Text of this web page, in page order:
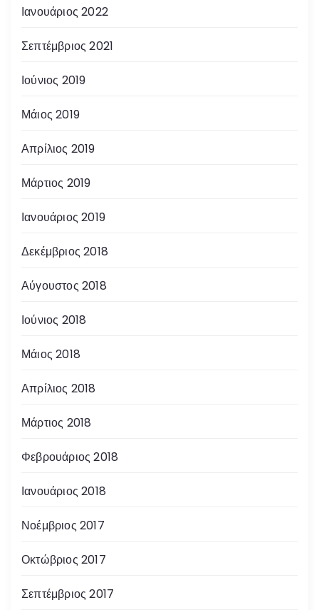
Ιανουάριος 2022
Σεπτέμβριος 2021
Ιούνιος 2019
Μάιος 2019
Απρίλιος 2019
Μάρτιος 2019
Ιανουάριος 2019
Δεκέμβριος 2018
Αύγουστος 2018
Ιούνιος 2018
Μάιος 2018
Απρίλιος 2018
Μάρτιος 2018
Φεβρουάριος 2018
Ιανουάριος 2018
Νοέμβριος 2017
Οκτώβριος 2017
Σεπτέμβριος 2017